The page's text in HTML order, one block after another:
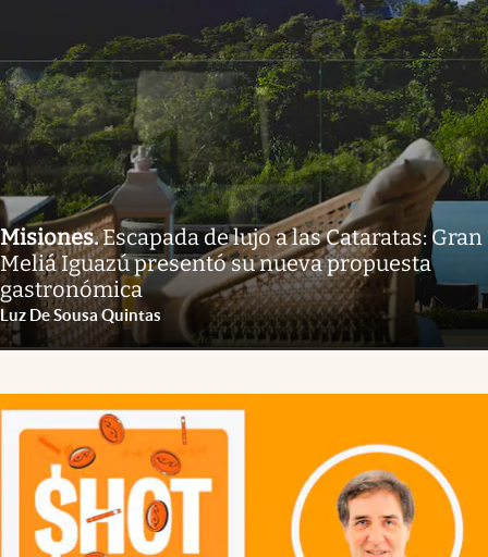
Misiones.Escapada de lujo a las Cataratas: Gran
Meliá Iguazú presentó su nueva propuesta
gastronómica
Luz De Sousa Quintas